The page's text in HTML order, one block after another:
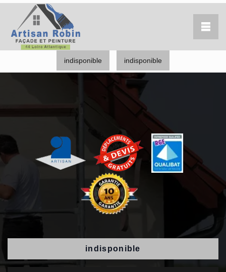
indisponible indisponible
indisponible